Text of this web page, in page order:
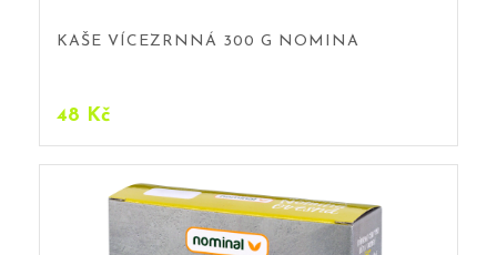
KAŠE VÍCEZRNNÁ 300 G NOMINA
48 Kč